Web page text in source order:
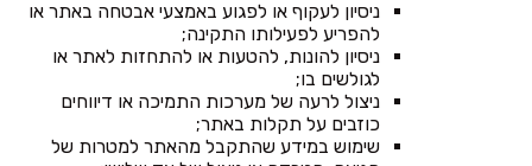
ניסיון לעקוף או לפגוע באמצעי אבטחה באתר או
להפריע לפעילותו התקינה;
ניסיון להונות, להטעות או להתחזות לאתר או
לגולשים בו;
ניצול לרעה של מערכות התמיכה או דיווחים
כוזבים על תקלות באתר;
שימוש במידע שהתקבל מהאתר למטרות של